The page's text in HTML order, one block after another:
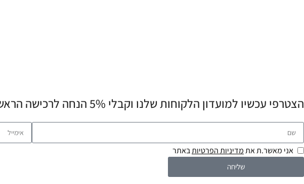
הצטרפי עכשיו למועדון הלקוחות שלנו וקבלי 5% הנחה לרכישה הראשונה שלך! 💌
אני מאשר.ת אתמדיניות הפרטיותבאתר
שליחה